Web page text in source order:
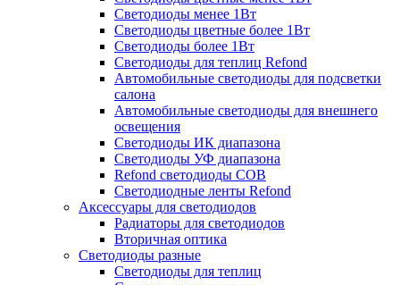
Светодиоды менее 1Вт
Светодиоды цветные более 1Вт
Светодиоды более 1Вт
Светодиоды для теплиц Refond
Автомобильные светодиоды для подсветки
салона
Автомобильные светодиоды для внешнего
освещения
Светодиоды ИК диапазона
Светодиоды УФ диапазона
Refond светодиоды COB
Светодиодные ленты Refond
Аксессуары для светодиодов
Радиаторы для светодиодов
Вторичная оптика
Светодиоды разные
Светодиоды для теплиц